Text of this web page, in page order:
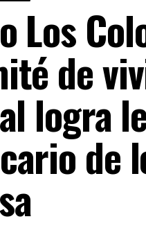
Los
de
logra
de